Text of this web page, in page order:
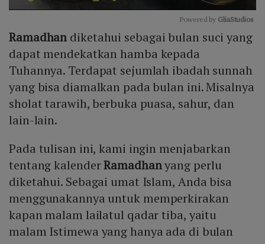
Mute
Powered by GliaStudios
Ramadhan diketahui sebagai bulan suci yang
dapat mendekatkan hamba kepada
Tuhannya. Terdapat sejumlah ibadah sunnah
yang bisa diamalkan pada bulan ini. Misalnya
sholat tarawih, berbuka puasa, sahur, dan
lain-lain.
Pada tulisan ini, kami ingin menjabarkan
tentang kalenderRamadhanyang perlu
diketahui. Sebagai umat Islam, Anda bisa
menggunakannya untuk memperkirakan
kapan malam lailatul qadar tiba, yaitu
malam Istimewa yang hanya ada di bulan